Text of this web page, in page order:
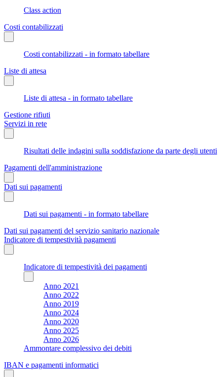
Class action
Costi contabilizzati
Costi contabilizzati - in formato tabellare
Liste di attesa
Liste di attesa - in formato tabellare
Gestione rifiuti
Servizi in rete
Risultati delle indagini sulla soddisfazione da parte degli utenti
Pagamenti dell'amministrazione
Dati sui pagamenti
Dati sui pagamenti - in formato tabellare
Dati sui pagamenti del servizio sanitario nazionale
Indicatore di tempestività pagamenti
Indicatore di tempestività dei pagamenti
Anno 2021
Anno 2022
Anno 2019
Anno 2024
Anno 2020
Anno 2025
Anno 2026
Ammontare complessivo dei debiti
IBAN e pagamenti informatici